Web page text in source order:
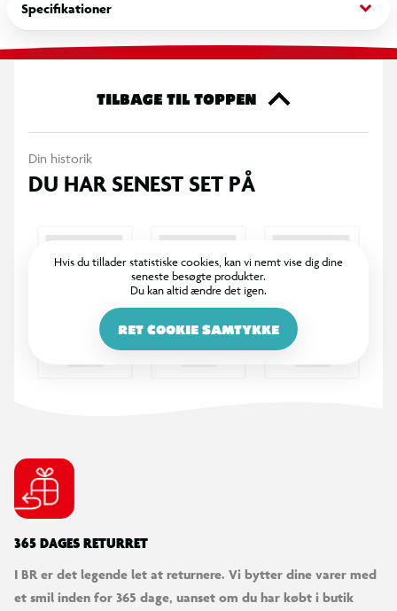
for optimal komfort.
Specifikationer keyboard_arrow_down
TILBAGE TIL TOPPEN
Din historik
DU HAR SENEST SET PÅ
Hvis du tillader statistiske cookies, kan vi nemt vise dig dine
seneste besøgte produkter.
Du kan altid ændre det igen.
RET COOKIE SAMTYKKE
365 DAGES RETURRET
I BR er det legende let at returnere. Vi bytter dine varer med
et smil inden for 365 dage, uanset om du har købt i butik